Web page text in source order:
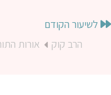
לשיעור הקודם
הרב קוק
אורות התורה